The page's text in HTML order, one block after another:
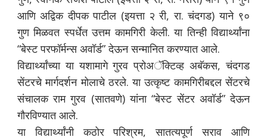
आणि अद्विक दीपक पाटील (इयत्ता २ री, रा. चंदगड) याने ९०
गुण मिळवत स्पर्धेत उत्तम कामगिरी केली. या तिन्ही विद्यार्थ्यांना
“बेस्ट परफॉर्मन्स अवॉर्ड” देऊन सन्मानित करण्यात आले.
विद्यार्थ्यांच्या या यशामागे गुरव प्रोअॅक्टिव्ह अबॅकस, चंदगड
सेंटरचे मार्गदर्शन मोलाचे ठरले. या उत्कृष्ट कामगिरीबद्दल सेंटरचे
संचालक राम गुरव (सातवणे) यांना “बेस्ट सेंटर अवॉर्ड” देऊन
गौरविण्यात आले.
या विद्यार्थ्यांनी कठोर परिश्रम, सातत्यपूर्ण सराव आणि